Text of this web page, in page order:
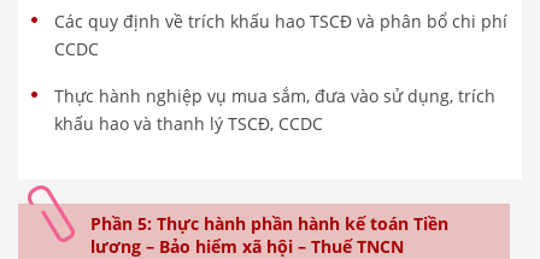
Các quy định về trích khấu hao TSCĐ và phân bổ chi phí
CCDC
Thực hành nghiệp vụ mua sắm, đưa vào sử dụng, trích
khấu hao và thanh lý TSCĐ, CCDC
Phần 5: Thực hành phần hành kế toán Tiền
lương – Bảo hiểm xã hội – Thuế TNCN